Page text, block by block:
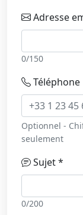
Adresse
0/150
Téléphone
Optionnel -
seulement
Sujet *
0/200